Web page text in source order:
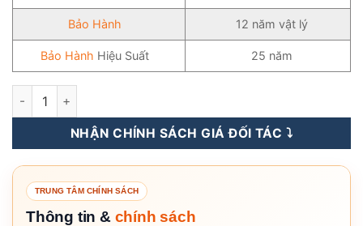
Bảo Hành 12 năm vật lý
Bảo Hành Hiệu Suất 25 năm
Tấm Pin Năng Lượng Mặt Trời Canadian Solar 485WP -
NHẬN CHÍNH SÁCH GIÁ ĐỐI TÁC ⤵️
TRUNG TÂM CHÍNH SÁCH
Thông tin & chính sách